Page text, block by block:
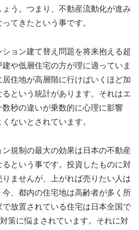
う。つまり、不動産流動化が進み
てきたという事です。
ョン建て替え問題を将来抱える超
や低層住宅の方が理に適っていま
住地が高層階に行けばいくほど加
という統計があります。それはエ
秒の違いが乗数的に心理に影響
ないとされています。
規制の最大の効果は日本の不動産
という事です。投資したものに対
りませんが、上がれば売りたい人は
、都内の住宅地は高齢者が多く所
放置されている住宅は日本全国で
策に悩まされています。それに対